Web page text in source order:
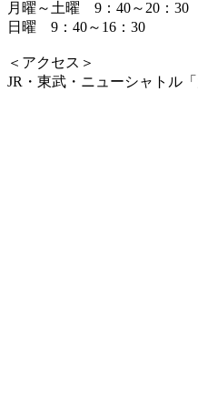
月曜～土曜 9：40～20：30
日曜 9：40～16：30
＜アクセス＞
JR・東武・ニューシャトル